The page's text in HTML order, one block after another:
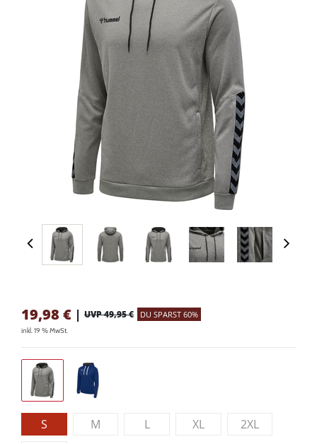
19,98 € | UVP 49,95 € DU SPARST 60%
inkl. 19 % MwSt.
S M L XL
2XL